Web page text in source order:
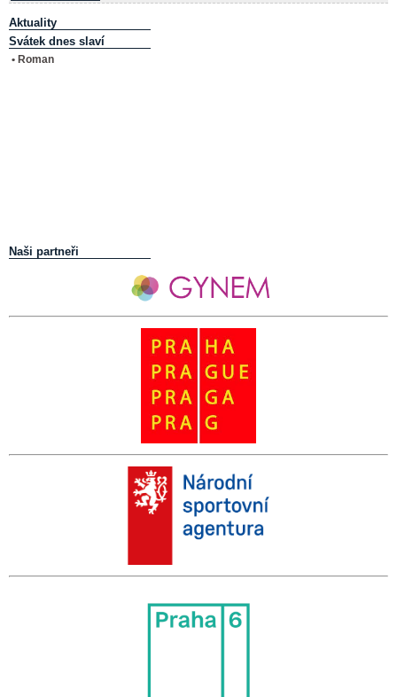
Aktuality
Svátek dnes slaví
• Roman
Naši partneři